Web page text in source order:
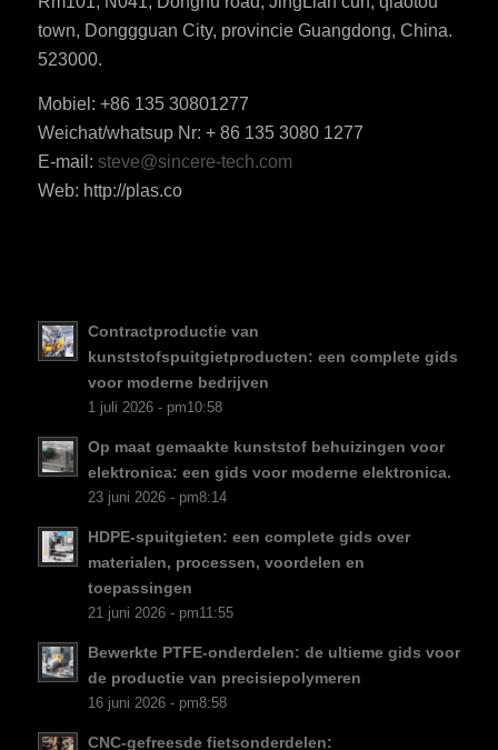
town, Donggguan City, provincie Guangdong, China.
523000.
Mobiel: +86 135 30801277
Weichat/whatsup Nr: + 86 135 3080 1277
E-mail: steve@sincere-tech.com
Web: http://plas.co
Contractproductie van
kunststofspuitgietproducten: een complete gids
voor moderne bedrijven
1 juli 2026 - pm10:58
Op maat gemaakte kunststof behuizingen voor
elektronica: een gids voor moderne elektronica.
23 juni 2026 - pm8:14
HDPE-spuitgieten: een complete gids over
materialen, processen, voordelen en
toepassingen
21 juni 2026 - pm11:55
Bewerkte PTFE-onderdelen: de ultieme gids voor
de productie van precisiepolymeren
16 juni 2026 - pm8:58
CNC-gefreesde fietsonderdelen:
PL
TR
JA
KO
PT
CS
DA
FI
RO
ES_MX